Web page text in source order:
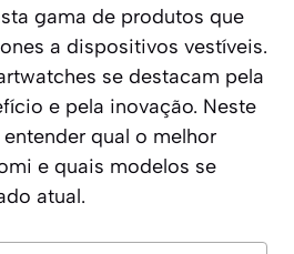
gama de produtos que
a dispositivos vestíveis.
se destacam pela
e pela inovação. Neste
qual o melhor
e quais modelos se
atual.